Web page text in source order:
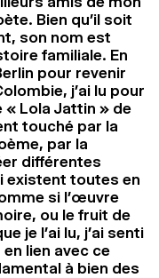
Bien qu’il soit
son nom est
familiale. En
pour revenir
j’ai lu pour
« Lola Jattin » de
touché par la
par la
différentes
existent toutes en
si l’œuvre
ou le fruit de
je l’ai lu, j’ai senti
lien avec ce
à bien des